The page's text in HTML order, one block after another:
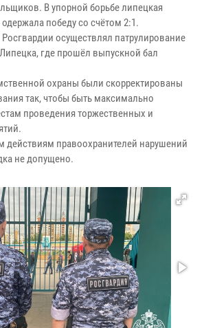
В упорной борьбе липецкая
победу со счётом 2:1.
осуществлял патрулирование
где прошёл выпускной бал
охраны были скорректированы
так, чтобы быть максимально
проведения торжественных и
действиям правоохранителей нарушений
не допущено.